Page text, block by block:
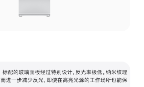
标配的玻璃面板经过特别设计，反光率极低。纳米纹理
进一步减少反光，即使在高亮光源的工作场所也能保